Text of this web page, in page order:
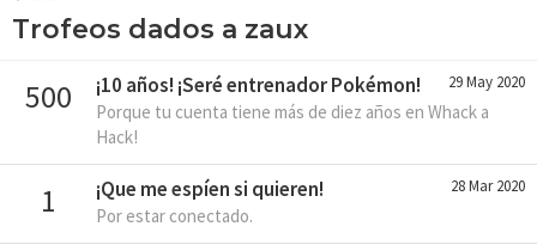
Trofeos dados a zaux
500 29 May 2020
¡10 años! ¡Seré entrenador Pokémon!
Porque tu cuenta tiene más de diez años en Whack a
Hack!
1 28 Mar 2020
¡Que me espíen si quieren!
Por estar conectado.